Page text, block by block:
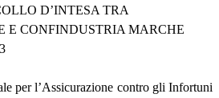
D’INTESA TRA
E CONFINDUSTRIA MARCHE
per l’Assicurazione contro gli Infortuni